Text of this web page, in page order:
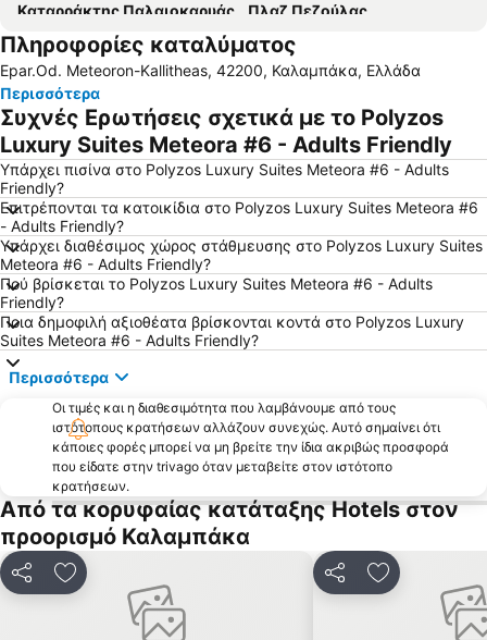
Καταρράκτης Παλαιοκαρυάς
Πλαζ Πεζούλας
Deals
Περτούλι Χιονοδρομικό Κέντρο
Τρικαλινή Τουριστική Αγορά
Κατώγι Αβέρωφ
Μεζεδοκαμώματα
Παραδοσιακός Οικισμός Καλαρρυτών
Κατώγι
Μύλος Ματσόπουλου
Χίλια δένδρα ή Παπαράντζα
Γέφυρα Αγίου Βησσαρίωνα
Παραδοσιακός Οικισμός Συρράκο
Χρυσοπέλεια
Wine Festival in Kastraki
Σπήλαιο Θεόπετρας
Κόζιακας
Meteora Art
Κουρσούμ Τζαμί
Καταρράκτες Σούδα
Πληροφορίες καταλύματος
Epar.Od. Meteoron-Kallitheas, 42200, Καλαμπάκα, Ελλάδα
Περισσότερα
Συχνές Ερωτήσεις σχετικά με το Polyzos
Luxury Suites Meteora #6 - Adults Friendly
Υπάρχει πισίνα στο Polyzos Luxury Suites Meteora #6 - Adults
Friendly?
Επιτρέπονται τα κατοικίδια στο Polyzos Luxury Suites Meteora #6
- Adults Friendly?
Υπάρχει διαθέσιμος χώρος στάθμευσης στο Polyzos Luxury Suites
Meteora #6 - Adults Friendly?
Πού βρίσκεται το Polyzos Luxury Suites Meteora #6 - Adults
Friendly?
Ποια δημοφιλή αξιοθέατα βρίσκονται κοντά στο Polyzos Luxury
Suites Meteora #6 - Adults Friendly?
Περισσότερα
Οι τιμές και η διαθεσιμότητα που λαμβάνουμε από τους
ιστότοπους κρατήσεων αλλάζουν συνεχώς. Αυτό σημαίνει ότι
κάποιες φορές μπορεί να μη βρείτε την ίδια ακριβώς προσφορά
που είδατε στην trivago όταν μεταβείτε στον ιστότοπο
κρατήσεων.
Από τα κορυφαίας κατάταξης Hotels στον
προορισμό Καλαμπάκα
ΚοινοποίησηΠροσθήκη στα αγαπημένα ΚοινοποίησηΠροσθήκη